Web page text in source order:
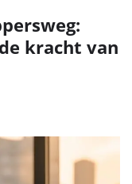
kracht van